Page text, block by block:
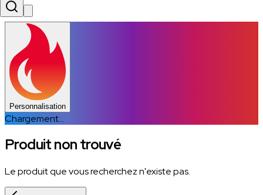
Personnalisation
Chargement...
Produit non trouvé
Le produit que vous recherchez n'existe pas.